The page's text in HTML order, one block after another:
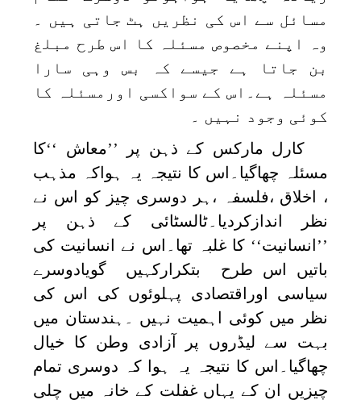
مسائل سے اس کی نظریں ہٹ جاتی ہیں ۔
وہ اپنے مخصوص مسئلہ کا اس طرح مبلغ
بن جاتا ہے جیسے کہ بس وہی سارا
مسئلہ ہے۔اس کے سواکسی اورمسئلہ کا
کوئی وجود نہیں ۔
کارل مارکس کے ذہن پر ’’معاش ‘‘کا
مسئلہ چھاگیا۔اس کا نتیجہ یہ ہواکہ مذہب
، اخلاق ،فلسفہ ،ہر دوسری چیز کو اس نے
نظر اندازکردیا۔ٹالسٹائی کے ذہن پر
’’انسانیت‘‘ کا غلبہ تھا۔اس نے انسانیت کی
باتیں اس طرح بتکرارکہیں گویادوسرے
سیاسی اوراقتصادی پہلوئوں کی اس کی
نظر میں کوئی اہمیت نہیں ۔ہندستان میں
بہت سے لیڈروں پر آزادی وطن کا خیال
چھاگیا۔اس کا نتیجہ یہ ہوا کہ دوسری تمام
چیزیں ان کے یہاں غفلت کے خانہ میں چلی